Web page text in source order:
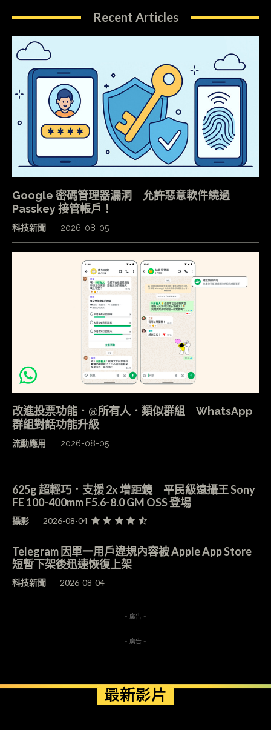
Recent Articles
Google 密碼管理器漏洞 允許惡意軟件繞過
Passkey 接管帳戶！
科技新聞 2026-08-05
改進投票功能．@所有人．類似群組 WhatsApp
群組對話功能升級
流動應用 2026-08-05
625g 超輕巧．支援 2x 增距鏡 平民級遠攝王 Sony
FE 100-400mm F5.6-8.0 GM OSS 登場
攝影 2026-08-04
Telegram 因單一用戶違規內容被 Apple App Store
短暫下架後迅速恢復上架
科技新聞 2026-08-04
- 廣告 -
- 廣告 -
最新影片